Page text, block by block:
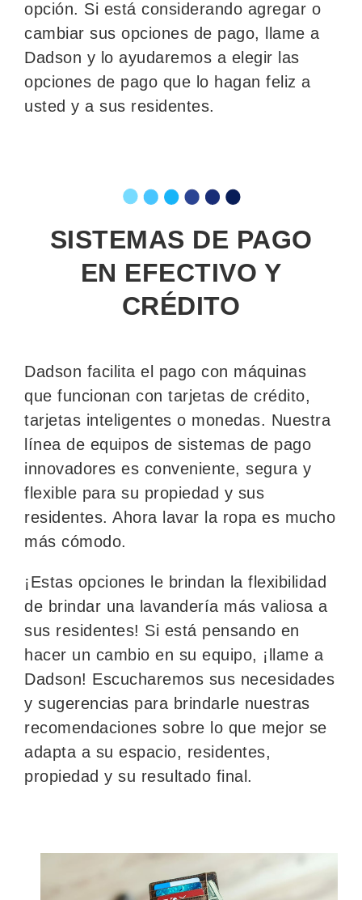
opción. Si está considerando agregar o
cambiar sus opciones de pago, llame a
Dadson y lo ayudaremos a elegir las
opciones de pago que lo hagan feliz a
usted y a sus residentes.
SISTEMAS DE PAGO
EN EFECTIVO Y
CRÉDITO
Dadson facilita el pago con máquinas
que funcionan con tarjetas de crédito,
tarjetas inteligentes o monedas. Nuestra
línea de equipos de sistemas de pago
innovadores es conveniente, segura y
flexible para su propiedad y sus
residentes. Ahora lavar la ropa es mucho
más cómodo.
¡Estas opciones le brindan la flexibilidad
de brindar una lavandería más valiosa a
sus residentes! Si está pensando en
hacer un cambio en su equipo, ¡llame a
Dadson! Escucharemos sus necesidades
y sugerencias para brindarle nuestras
recomendaciones sobre lo que mejor se
adapta a su espacio, residentes,
propiedad y su resultado final.